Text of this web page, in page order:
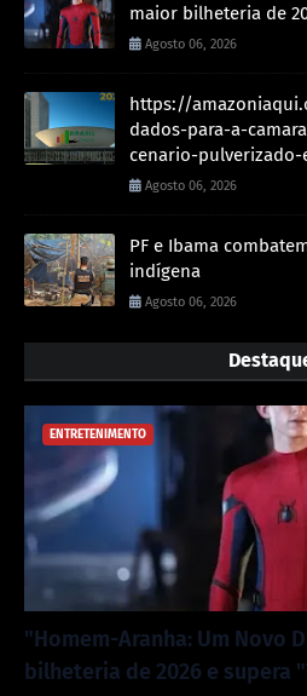
maior bilheteria de
Agosto 06, 2026
https://
dados-para-a-
cenario-
indecisos/
Agosto 06, 2026
PF e Ibama
indígena
Agosto 06, 2026
ENTRETENIMENTO
"Homem-Aranha: Um Novo
bilheteria de 2026 e supera